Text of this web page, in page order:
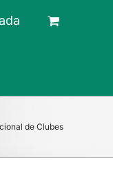
de Clubes